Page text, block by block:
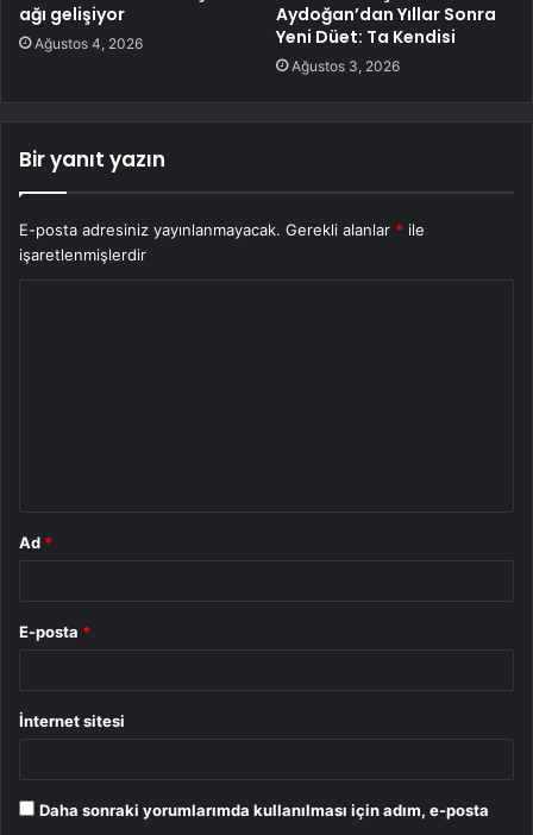
ağı gelişiyor
Ağustos 4, 2026
Aydoğan’dan Yıllar Sonra
Yeni Düet: Ta Kendisi
Ağustos 3, 2026
Bir yanıt yazın
E-posta adresiniz yayınlanmayacak. Gerekli alanlar * ile
işaretlenmişlerdir
Ad *
E-posta *
İnternet sitesi
Daha sonraki yorumlarımda kullanılması için adım, e-posta